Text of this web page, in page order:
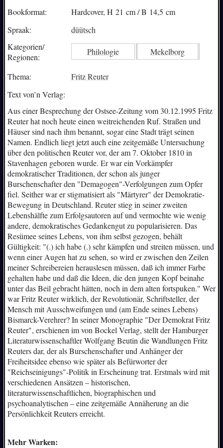
Bookformat:
Hardcover, H 21 cm / B 14,5 cm
Spraak:
düütsch
Kategorien/
Regionen:
Philologie Mekelborg
Thema:
Fritz Reuter
Text von’n Verlag:
Aus einer Besprechung der Ostsee-Zeitung vom 30.12.1995 Fritz
Reuter hat noch heute einen weitreichenden Ruf. Straßen und
Häuser sind nach ihm benannt, sogar eine Stadt trägt seinen
Namen. Endlich liegt jetzt auch eine zeitgemäße Untersuchung
über den politischen Reuter vor, der am 7. Oktober 1810 in
Stavenhagen geboren wurde. Er war ein Vorkämpfer
demokratischer Traditionen, der schon als junger
Burschenschafter den "Demagogen"-Verfolgungen zum Opfer
fiel. Seither war er stigmatisiert als "Märtyrer" der Demokratie-
Bewegung in Deutschland. Reuter stieg in seiner zweiten
Lebenshälfte zum Erfolgsautoren auf und vermochte wie wenig
andere, demokratisches Gedankengut zu popularisieren. Das
Resümee seines Lebens, von ihm selbst gezogen, behält
Gültigkeit: "(.) ich habe (.) sehr kämpfen und streiten müssen, und
wenn einer Augen hat zu sehen, so wird er zwischen den Zeilen
meiner Schreibereien herauslesen müssen, daß ich immer Farbe
gehalten habe und daß die Ideen, die den jungen Kopf beinahe
unter das Beil gebracht hätten, noch in dem alten fortspuken." Wer
war Fritz Reuter wirklich, der Revolutionär, Schriftsteller, der
Mensch mit Ausschweifungen und (am Ende seines Lebens)
Bismarck-Verehrer? In seiner Monographie "Der Demokrat Fritz
Reuter", erschienen im von Bockel Verlag, stellt der Hamburger
Literaturwissenschaftler Wolfgang Beutin die Wandlungen Fritz
Reuters dar, der als Burschenschafter und Anhänger der
Freiheitsidee ebenso wie später als Befürworter der
"Reichseinigungs"-Politik in Erscheinung trat. Erstmals wird mit
verschiedenen Ansätzen – historischen,
literaturwissenschaftlichen, biographischen und
psychoanalytischen – eine zeitgemäße Annäherung an die
Persönlichkeit Reuters erreicht.
Mehr Warken: